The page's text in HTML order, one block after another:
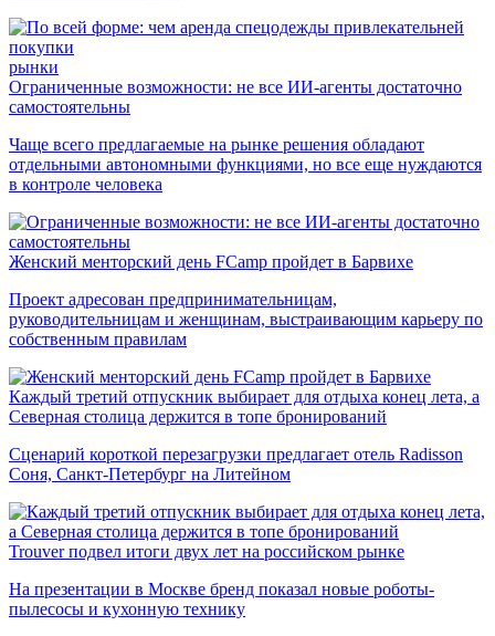
рынки
Ограниченные возможности: не все ИИ-агенты достаточно
самостоятельны
Чаще всего предлагаемые на рынке решения обладают
отдельными автономными функциями, но все еще нуждаются
в контроле человека
Женский менторский день FCamp пройдет в Барвихе
Проект адресован предпринимательницам,
руководительницам и женщинам, выстраивающим карьеру по
собственным правилам
Каждый третий отпускник выбирает для отдыха конец лета, а
Северная столица держится в топе бронирований
Сценарий короткой перезагрузки предлагает отель Radisson
Соня, Санкт-Петербург на Литейном
Trouver подвел итоги двух лет на российском рынке
На презентации в Москве бренд показал новые роботы-
пылесосы и кухонную технику